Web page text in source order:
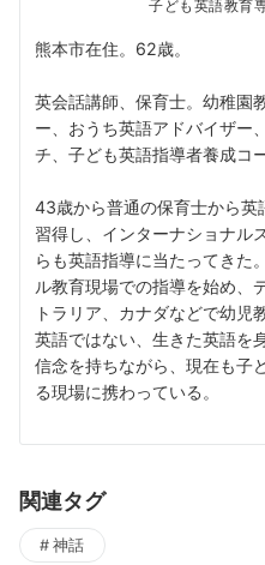
子ども英語教育
熊本市在住。62歳。
英会話講師、保育士。幼稚園
ー、おうち英語アドバイザー
チ、子ども英語指導者養成コー
43歳から普通の保育士から英
習得し、インターナショナル
らも英語指導に当たってきた
ル教育現場での指導を始め、
トラリア、カナダなどで幼児
英語ではない、生きた英語を
信念を持ちながら、現在も子
る現場に携わっている。
関連タグ
神話